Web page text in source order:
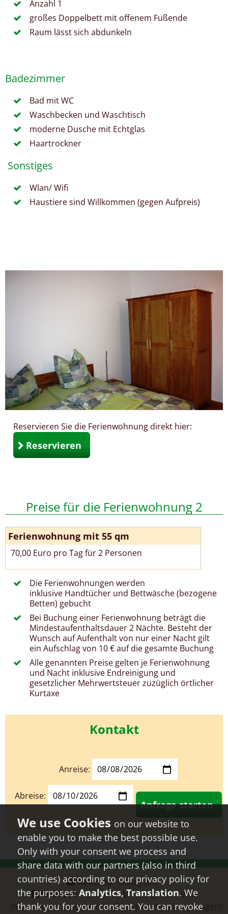
Anzahl 1
großes Doppelbett mit offenem Fußende
Raum lässt sich abdunkeln
Badezimmer
Bad mit WC
Waschbecken und Waschtisch
moderne Dusche mit Echtglas
Haartrockner
Sonstiges
Wlan/ Wifi
Haustiere sind Willkommen (gegen Aufpreis)
Reservieren Sie die Ferienwohnung direkt hier:
Reservieren
Preise für die Ferienwohnung 2
Ferienwohnung mit 55 qm
70,00 Euro pro Tag für 2 Personen
Die Ferienwohnungen werden
inklusive Handtücher und Bettwäsche (bezogene
Betten) gebucht
Bei Buchung einer Ferienwohnung beträgt die
Mindestaufenthaltsdauer 2 Nächte. Besteht der
Wunsch auf Aufenthalt von nur einer Nacht gilt
ein Aufschlag von 10 € auf die gesamte Buchung
Alle genannten Preise gelten je Ferienwohnung
und Nacht inklusive Endreinigung und
gesetzlicher Mehrwertsteuer zuzüglich örtlicher
Kurtaxe
Kontakt
Anreise:
Abreise:
Anfrage starten
Kontakt ⋅ instagram⋅
facebook - Urlaub in MV - folgen Sie uns!
Impressum ⋅ Datenschutz(Zustimmungseinstellungen)
on our website to
enable you to make the best possible use.
Only with your consent we process and
share data with our partners (also in third
countries) according to our privacy policy for
the purposes: Analytics, Translation. We
thank you for your consent. You can revoke